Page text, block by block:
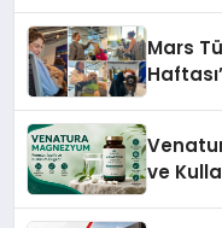
Mars
ve